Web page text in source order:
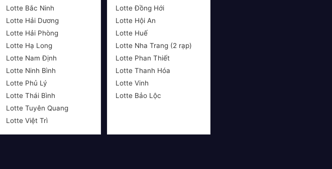
Lotte Bắc Ninh
Lotte Hải Dương
Lotte Hải Phòng
Lotte Hạ Long
Lotte Nam Định
Lotte Ninh Bình
Lotte Phủ Lý
Lotte Thái Bình
Lotte Tuyên Quang
Lotte Việt Trì
Lotte Đồng Hới
Lotte Hội An
Lotte Huế
Lotte Nha Trang (2 rạp)
Lotte Phan Thiết
Lotte Thanh Hóa
Lotte Vinh
Lotte Bảo Lộc